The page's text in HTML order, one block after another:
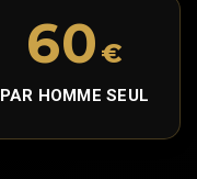
60 €
PAR HOMME SEUL